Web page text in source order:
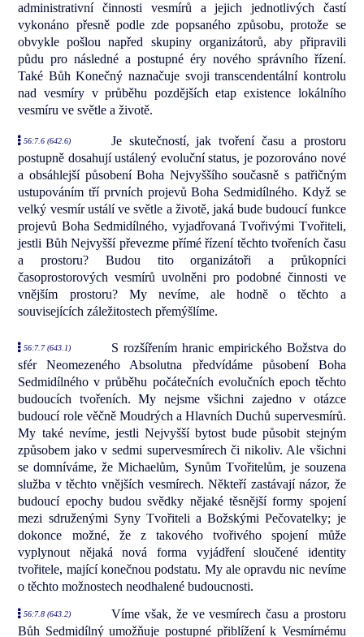
administrativní činnosti vesmírů a jejich jednotlivých častí
vykonáno přesně podle zde popsaného způsobu, protože se
obvykle pošlou napřed skupiny organizátorů, aby připravili
půdu pro následné a postupné éry nového správního řízení.
Také Bůh Konečný naznačuje svoji transcendentální kontrolu
nad vesmíry v průběhu pozdějších etap existence lokálního
vesmíru ve světle a životě.
56:7.6 (642.6)
Je skutečností, jak tvoření času a prostoru
postupně dosahují ustálený evoluční status, je pozorováno nové
a obsáhlejší působení Boha Nejvyššího současně s patřičným
ustupováním tří prvních projevů Boha Sedmidílného. Když se
velký vesmír ustálí ve světle a životě, jaká bude budoucí funkce
projevů Boha Sedmidílného, vyjadřovaná Tvořivými Tvořiteli,
jestli Bůh Nejvyšší převezme přímé řízení těchto tvořeních času
a prostoru? Budou tito organizátoři a průkopníci
časoprostorových vesmírů uvolněni pro podobné činnosti ve
vnějším prostoru? My nevíme, ale hodně o těchto a
souvisejících záležitostech přemýšlíme.
56:7.7 (643.1)
S rozšířením hranic empirického Božstva do
sfér Neomezeného Absolutna předvídáme působení Boha
Sedmidílného v průběhu počátečních evolučních epoch těchto
budoucích tvořeních. My nejsme všichni zajedno v otázce
budoucí role věčně Moudrých a Hlavních Duchů supervesmírů.
My také nevíme, jestli Nejvyšší bytost bude působit stejným
způsobem jako v sedmi supervesmírech či nikoliv. Ale všichni
se domníváme, že Michaelům, Synům Tvořitelům, je souzena
služba v těchto vnějších vesmírech. Někteří zastávají názor, že
budoucí epochy budou svědky nějaké těsnější formy spojení
mezi sdruženými Syny Tvořiteli a Božskými Pečovatelky; je
dokonce možné, že z takového tvořivého spojení může
vyplynout nějaká nová forma vyjádření sloučené identity
tvořitele, mající konečnou podstatu. My ale opravdu nic nevíme
o těchto možnostech neodhalené budoucnosti.
56:7.8 (643.2)
Víme však, že ve vesmírech času a prostoru
Bůh Sedmidílný umožňuje postupné přiblížení k Vesmírnému